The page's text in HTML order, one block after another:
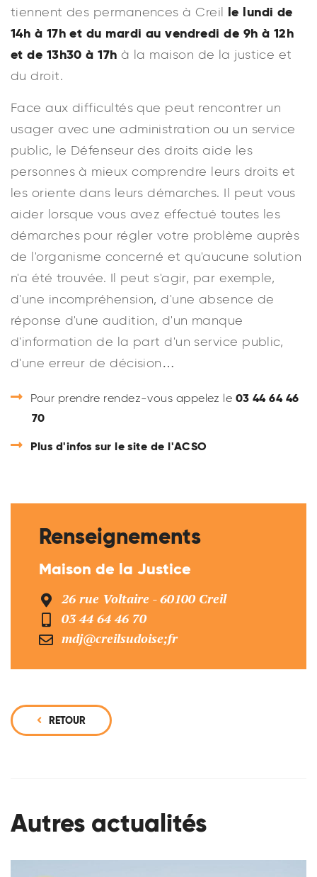
tiennent des permanences à Creil le lundi de
14h à 17h et du mardi au vendredi de 9h à 12h
et de 13h30 à 17h à la maison de la justice et
du droit.
Face aux difficultés que peut rencontrer un
usager avec une administration ou un service
public, le Défenseur des droits aide les
personnes à mieux comprendre leurs droits et
les oriente dans leurs démarches. Il peut vous
aider lorsque vous avez effectué toutes les
démarches pour régler votre problème auprès
de l'organisme concerné et qu'aucune solution
n'a été trouvée. Il peut s'agir, par exemple,
d'une incompréhension, d'une absence de
réponse d'une audition, d'un manque
d'information de la part d'un service public,
d'une erreur de décision…
Pour prendre rendez-vous appelez le 03 44 64 46
70
Plus d'infos sur le site de l'ACSO
Renseignements
Maison de la Justice
26 rue Voltaire - 60100 Creil
03 44 64 46 70
mdj@creilsudoise;fr
RETOUR
Autres actualités